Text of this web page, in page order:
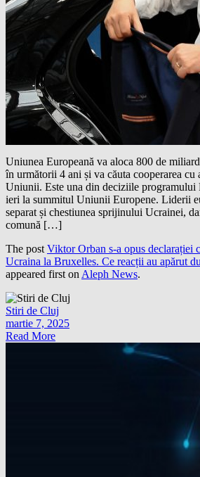
Uniunea Europeană va aloca 800 de
în următorii 4 ani și va căuta cooperarea cu
Uniunii. Este una din deciziile programului
ieri la summitul Uniunii Europene. Liderii
separat și chestiunea sprijinului Ucrainei,
comună […]
The post Viktor Orban s-a opus declarației
Ucraina la Bruxelles. Ce reacții au apărut
appeared first on Aleph News.
Stiri de Cluj
martie 7, 2025
Read More